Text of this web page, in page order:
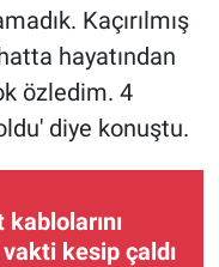
Kaçırılmış
hayatından
özledim. 4
diye konuştu.
kesip çaldı